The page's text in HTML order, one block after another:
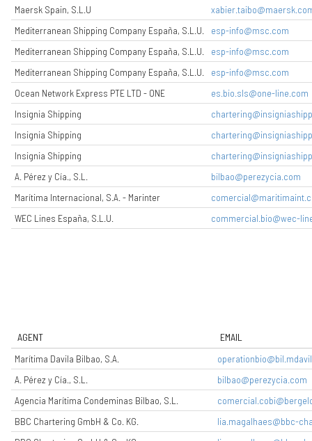
Maersk Spain, S.L.U
Mediterranean Shipping Company España, S.L.U.
esp-info@msc.com
Mediterranean Shipping Company España, S.L.U.
esp-info@msc.com
Mediterranean Shipping Company España, S.L.U.
esp-info@msc.com
Ocean Network Express PTE LTD - ONE
es.bio.sls@one-line.com
Insignia Shipping
Insignia Shipping
Insignia Shipping
A. Pérez y Cía., S.L.
bilbao@perezycia.com
Marítima Internacional, S.A. - Marinter
WEC Lines España, S.L.U.
commercial.bio@wec-
AGENT
EMAIL
Marítima Davila Bilbao, S.A.
A. Pérez y Cía., S.L.
bilbao@perezycia.com
Agencia Marítima Condeminas Bilbao, S.L.
BBC Chartering GmbH & Co. KG.
lia.magalhaes@bbc-